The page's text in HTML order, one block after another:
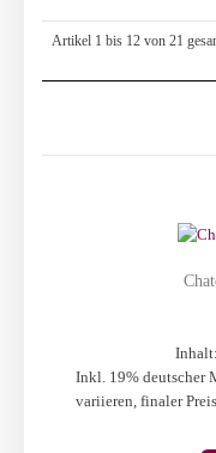
Artikel 1 bis 12 von 21
Inkl. 19% deutscher
variieren, finaler